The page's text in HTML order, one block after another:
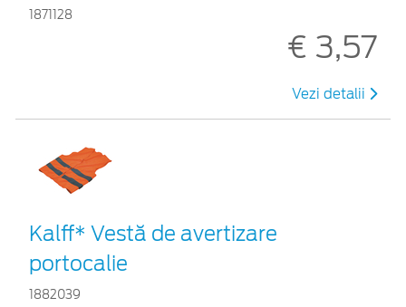
1871128
€ 3,57
Vezi detalii
Kalff* Vestă de avertizare
portocalie
1882039